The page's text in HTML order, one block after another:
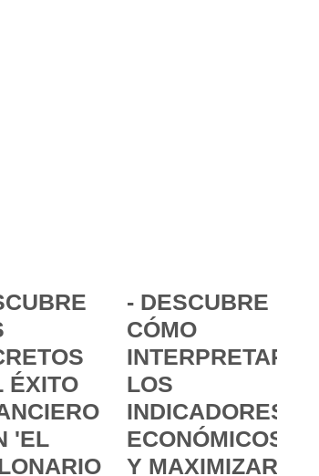
ÉXITO
'EL
- DESCUBRE
CÓMO
INTERPRETAR
LOS
INDICADORES
ECONÓMICOS
Y MAXIMIZAR